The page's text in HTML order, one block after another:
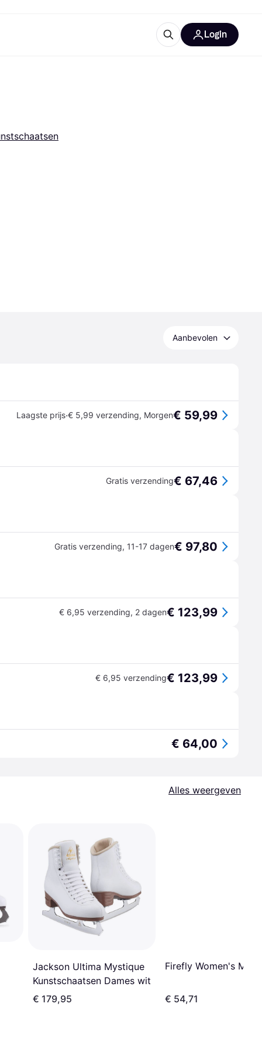
Login
Aanbevolen
Laagste prijs·€ 5,99 verzending, Morgen€ 59,99
Gratis verzending€ 67,46
Gratis verzending, 11-17 dagen€ 97,80
€ 6,95 verzending, 2 dagen€ 123,99
€ 6,95 verzending€ 123,99
€ 64,00
Alles weergeven
Jackson Ultima Mystique
Kunstschaatsen Dames wit
€ 179,95
Firefly Women's
€ 54,71